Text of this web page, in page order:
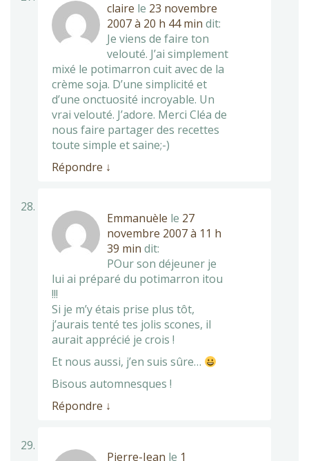
claire le 23 novembre
2007 à 20 h 44 min dit:
Je viens de faire ton
velouté. J’ai simplement
mixé le potimarron cuit avec de la
crème soja. D’une simplicité et
d’une onctuosité incroyable. Un
vrai velouté. J’adore. Merci Cléa de
nous faire partager des recettes
toute simple et saine;-)
Répondre ↓
Emmanuèle le 27
novembre 2007 à 11 h
39 min dit:
POur son déjeuner je
lui ai préparé du potimarron itou
!!!
Si je m’y étais prise plus tôt,
j’aurais tenté tes jolis scones, il
aurait apprécié je crois !
Et nous aussi, j’en suis sûre…
Bisous automnesques !
Répondre ↓
Pierre-Jean le 1